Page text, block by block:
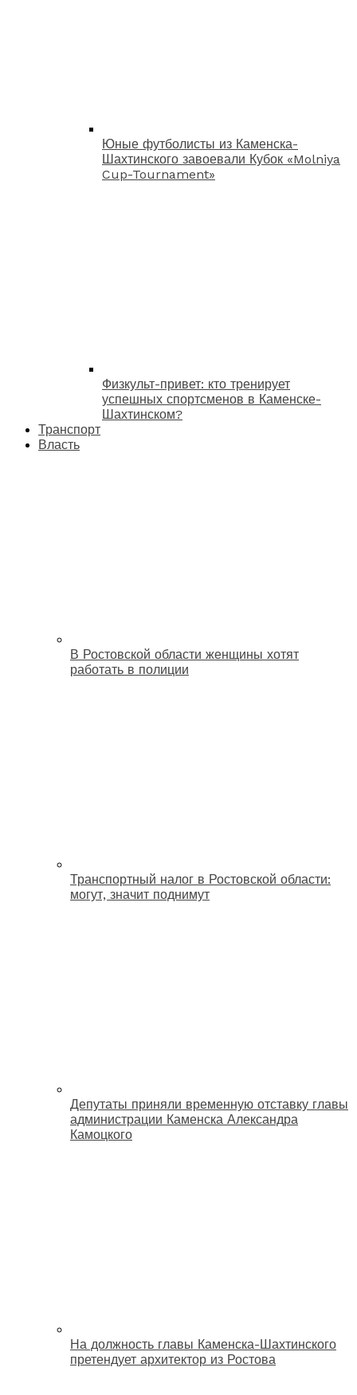
Юные футболисты из Каменска-
Шахтинского завоевали Кубок «Molniya
Cup-Tournament»
Физкульт-привет: кто тренирует
успешных спортсменов в Каменске-
Шахтинском?
Транспорт
Власть
В Ростовской области женщины хотят
работать в полиции
Транспортный налог в Ростовской области:
могут, значит поднимут
Депутаты приняли временную отставку главы
администрации Каменска Александра
Камоцкого
На должность главы Каменска-Шахтинского
претендует архитектор из Ростова